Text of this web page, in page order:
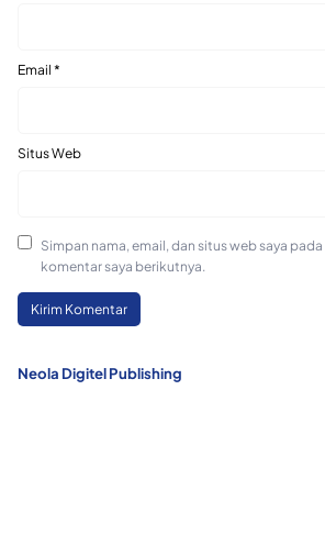
Email *
Situs Web
Simpan nama, email, dan situs web saya
komentar saya berikutnya.
Neola Digitel Publishing